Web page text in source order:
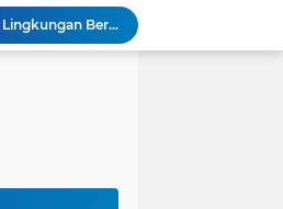
Personel Satgas TMMD 129 Kodim 0904/Paser Ciptakan Lingkungan Bersih
Langgar Aturan Imigrasi, 25 WN Vietnam Dideportasi Melalui Bandara Soekarno-Hatta